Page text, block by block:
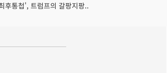
후통첩', 트럼프의 갈팡지팡..